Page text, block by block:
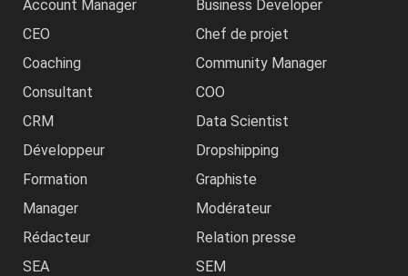
Account Manager
Business Developer
CEO
Chef de projet
Coaching
Community Manager
Consultant
COO
CRM
Data Scientist
Développeur
Dropshipping
Formation
Graphiste
Manager
Modérateur
Rédacteur
Relation presse
SEA
SEM